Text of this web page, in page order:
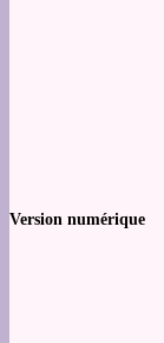
Version numérique